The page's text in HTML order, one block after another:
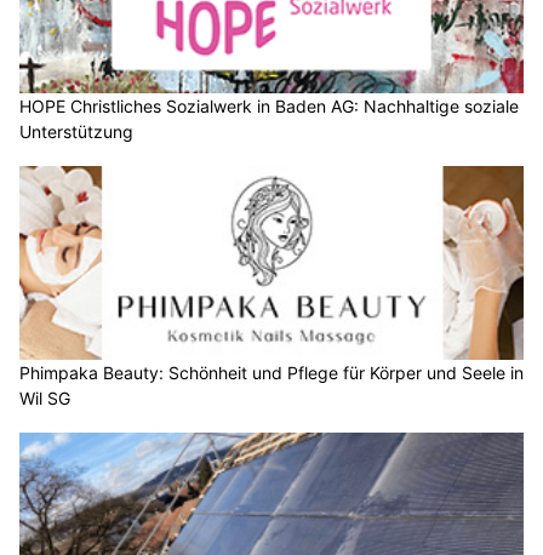
HOPE Christliches Sozialwerk in Baden AG: Nachhaltige soziale
Unterstützung
Phimpaka Beauty: Schönheit und Pflege für Körper und Seele in
Wil SG